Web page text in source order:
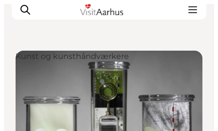
Kalender
Byer og steder
Kunst og kunsthåndværkere